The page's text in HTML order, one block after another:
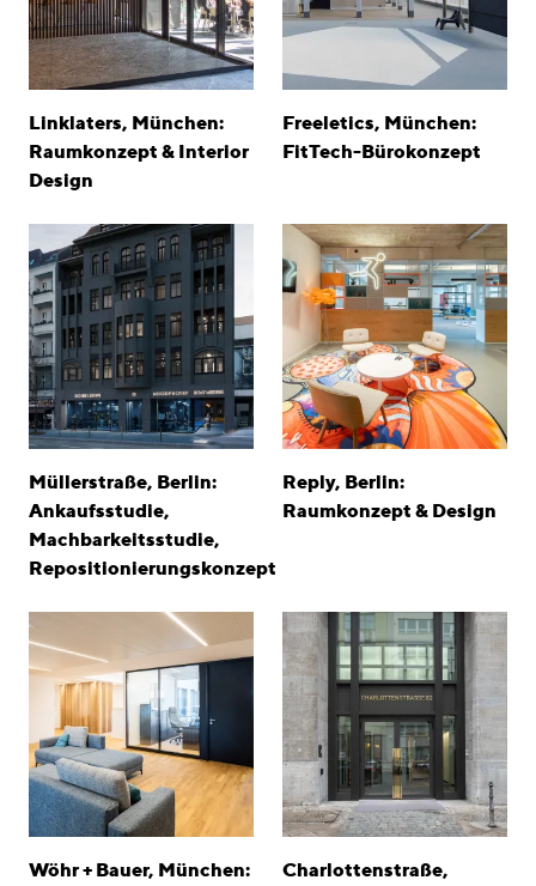
Linklaters, München:
Raumkonzept & Interior
Design
Freeletics, München:
FitTech-Bürokonzept
Müllerstraße, Berlin:
Ankaufsstudie,
Machbarkeitsstudie,
Repositionierungskonzept
Reply, Berlin:
Raumkonzept & Design
Wöhr + Bauer, München:
Charlottenstraße,